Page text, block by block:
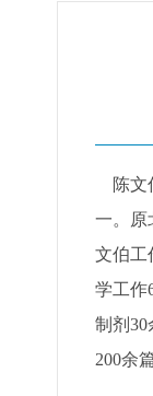
陈文
一。原
文伯工
学工作
制剂
200余篇